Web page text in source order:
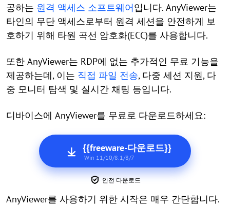
공하는 원격 액세스 소프트웨어입니다. AnyViewer는
타인의 무단 액세스로부터 원격 세션을 안전하게 보
호하기 위해 타원 곡선 암호화(ECC)를 사용합니다.
또한 AnyViewer는 RDP에 없는 추가적인 무료 기능을
제공하는데, 이는 직접 파일 전송, 다중 세션 지원, 다
중 모니터 탐색 및 실시간 채팅 등입니다.
디바이스에 AnyViewer를 무료로 다운로드하세요:
{{freeware-다운로드}}
Win 11/10/8.1/8/7
안전 다운로드
AnyViewer를 사용하기 위한 시작은 매우 간단합니다.